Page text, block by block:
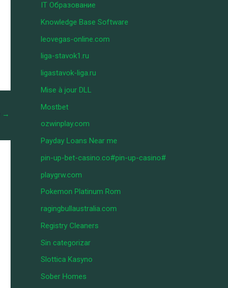
→
IT Образование
Knowledge Base Software
leovegas-online.com
liga-stavok1.ru
ligastavok-liga.ru
Mise à jour DLL
Mostbet
ozwinplay.com
Payday Loans Near me
pin-up-bet-casino.co#pin-up-casino#
playgrw.com
Pokemon Platinum Rom
ragingbullaustralia.com
Registry Cleaners
Sin categorizar
Slottica Kasyno
Sober Homes